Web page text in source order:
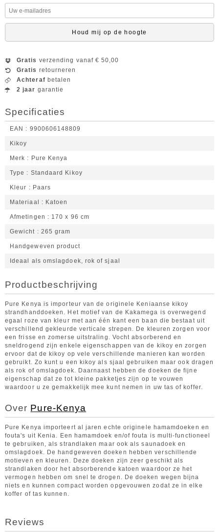
Houd mij op de hoogte
Gratis verzending vanaf € 50,00
Gratis retourneren
Achteraf betalen
2 jaar garantie
Specificaties
EAN 9900606148809
Kikoy
Merk Pure Kenya
Type Standaard Kikoy
Kleur Paars
Materiaal Katoen
Afmetingen 170 x 96 cm
Gewicht 265 gram
Handgeweven product
Ideaal als omslagdoek, rok of sjaal
Productbeschrijving
Pure Kenya is importeur van de originele Keniaanse kikoy
strandhanddoeken. Het motief van de Kakamega is overwegend
egaal roze van kleur met aan één kant een baan die bestaat uit
verschillend gekleurde verticale strepen. De kleuren zorgen voor
een frisse en zomerse uitstraling. Vocht absorberend en
sneldrogend zijn enkele eigenschappen van de kikoy en zorgen
ervoor dat de kikoy op vele verschillende manieren kan worden
gebruikt. Zo kunt u een kikoy als sjaal gebruiken maar ook dragen
als rok of omslagdoek. Daarnaast hebben de doeken de fijne
eigenschap dat ze tot kleine pakketjes zijn op te vouwen
waardoor u ze gemakkelijk mee kunt nemen in uw tas of koffer.
Over Pure-Kenya
Pure Kenya importeert al jaren echte originele hamamdoeken en
fouta's uit Kenia. Een hamamdoek en/of fouta is multi-functioneel
te gebruiken, als strandlaken maar ook als saunadoek en
omslagdoek. De handgeweven doeken hebben verschillende
motieven en kleuren. Deze doeken zijn zeer geschikt als
strandlaken door het absorberende katoen waardoor ze het
vermogen hebben om snel te drogen. De doeken wegen bijna
niets en kunnen compact worden opgevouwen zodat ze in elke
koffer of tas kunnen.
Reviews